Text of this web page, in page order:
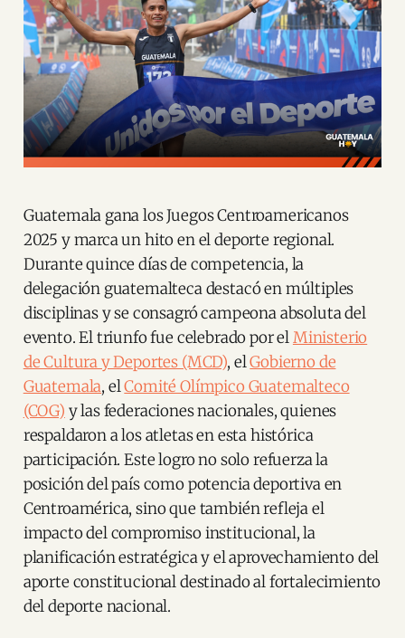
Guatemala gana los Juegos Centroamericanos
2025 y marca un hito en el deporte regional.
Durante quince días de competencia, la
delegación guatemalteca destacó en múltiples
disciplinas y se consagró campeona absoluta del
evento. El triunfo fue celebrado por elMinisterio
de Cultura y Deportes (MCD), elGobierno de
Guatemala, elComité Olímpico Guatemalteco
(COG) y las federaciones nacionales, quienes
respaldaron a los atletas en esta histórica
participación. Este logro no solo refuerza la
posición del país como potencia deportiva en
Centroamérica, sino que también refleja el
impacto del compromiso institucional, la
planificación estratégica y el aprovechamiento del
aporte constitucional destinado al fortalecimiento
del deporte nacional.